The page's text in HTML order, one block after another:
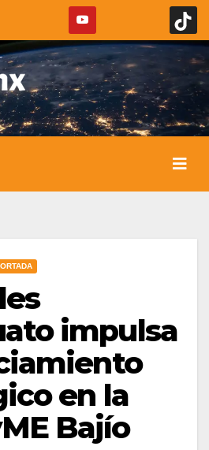
impulsa
en la
Bajío